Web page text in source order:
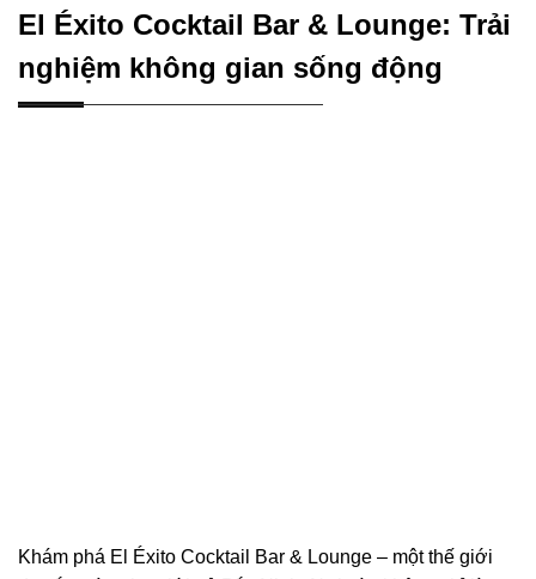
El Éxito Cocktail Bar & Lounge: Trải
nghiệm không gian sống động
Khám phá El Éxito Cocktail Bar & Lounge – một thế giới